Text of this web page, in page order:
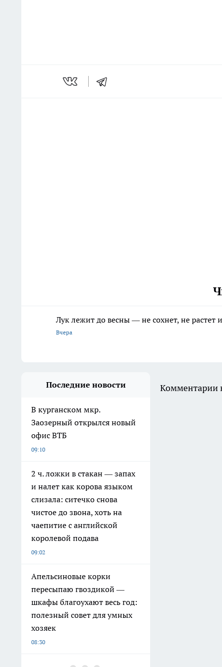
Лук лежит до весны — не сохнет, не
Вчера
Последние новости
В курганском мкр.
Заозерный открылся новый
офис ВТБ
09:10
2 ч. ложки в стакан — запах
и налет как корова языком
слизала: ситечко снова
чистое до звона, хоть на
чаепитие с английской
королевой подава
09:02
Апельсиновые корки
пересыпаю гвоздикой —
шкафы благоухают весь год:
полезный совет для умных
хозяек
08:30
Комментарии